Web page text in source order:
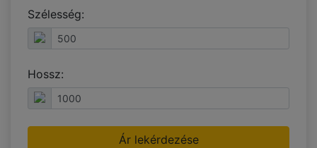
Szélesség:
Hossz:
Ár lekérdezése